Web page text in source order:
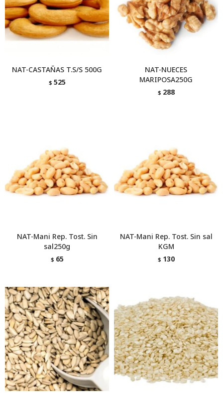
NAT-CASTAÑAS T.S/S 500G
$ 525
NAT-NUECES
MARIPOSA250G
$ 288
NAT-Mani Rep. Tost. Sin
sal250g
$ 65
NAT-Mani Rep. Tost. Sin sal
KGM
$ 130